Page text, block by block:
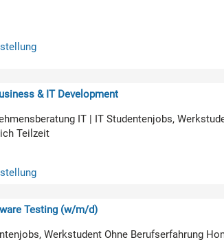
& IT Development
IT | IT Studentenjobs,
Teilzeit
Testing (w/m/d)
Werkstudent Ohne Berufserfahrung